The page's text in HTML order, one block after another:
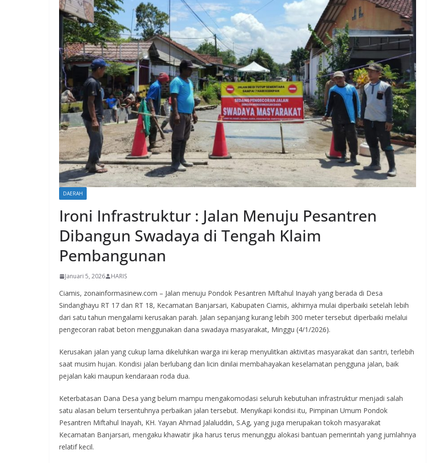
DAERAH
Ironi Infrastruktur : Jalan Menuju Pesantren
Dibangun Swadaya di Tengah Klaim
Pembangunan
Januari 5, 2026 HARIS
Ciamis, zonainformasinew.com – Jalan menuju Pondok Pesantren Miftahul Inayah yang berada di Desa
Sindanghayu RT 17 dan RT 18, Kecamatan Banjarsari, Kabupaten Ciamis, akhirnya mulai diperbaiki setelah lebih
dari satu tahun mengalami kerusakan parah. Jalan sepanjang kurang lebih 300 meter tersebut diperbaiki melalui
pengecoran rabat beton menggunakan dana swadaya masyarakat, Minggu (4/1/2026).
Kerusakan jalan yang cukup lama dikeluhkan warga ini kerap menyulitkan aktivitas masyarakat dan santri, terlebih
saat musim hujan. Kondisi jalan berlubang dan licin dinilai membahayakan keselamatan pengguna jalan, baik
pejalan kaki maupun kendaraan roda dua.
Keterbatasan Dana Desa yang belum mampu mengakomodasi seluruh kebutuhan infrastruktur menjadi salah
satu alasan belum tersentuhnya perbaikan jalan tersebut. Menyikapi kondisi itu, Pimpinan Umum Pondok
Pesantren Miftahul Inayah, KH. Yayan Ahmad Jalaluddin, S.Ag, yang juga merupakan tokoh masyarakat
Kecamatan Banjarsari, mengaku khawatir jika harus terus menunggu alokasi bantuan pemerintah yang jumlahnya
relatif kecil.